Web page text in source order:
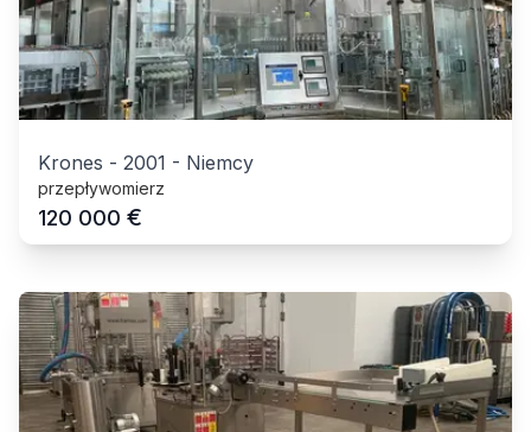
Krones - 2001 - Niemcy
przepływomierz
120 000 €